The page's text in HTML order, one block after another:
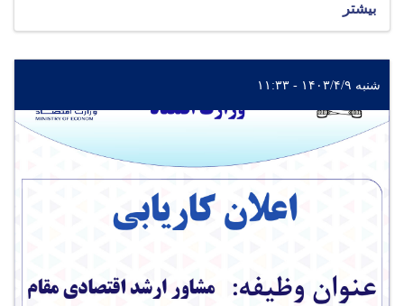
بیشتر
شنبه ۱۴۰۳/۴/۹ - ۱۱:۳۳